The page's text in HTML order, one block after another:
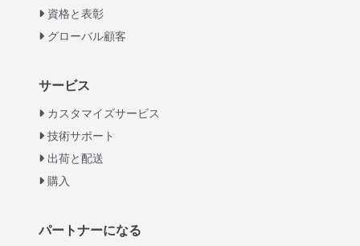
資格と表彰
グローバル顧客
サービス
カスタマイズサービス
技術サポート
出荷と配送
購入
パートナーになる